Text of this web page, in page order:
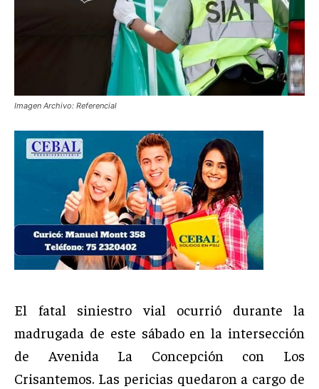
Imagen Archivo: Referencial
El fatal siniestro vial ocurrió durante la
madrugada de este sábado en la intersección
de Avenida La Concepción con Los
Crisantemos. Las pericias quedaron a cargo de